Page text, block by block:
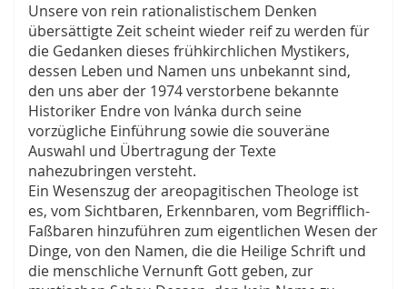
Unsere von rein rationalistischem Denken
übersättigte Zeit scheint wieder reif zu werden für
die Gedanken dieses frühkirchlichen Mystikers,
dessen Leben und Namen uns unbekannt sind,
den uns aber der 1974 verstorbene bekannte
Historiker Endre von Ivánka durch seine
vorzügliche Einführung sowie die souveräne
Auswahl und Übertragung der Texte
nahezubringen versteht.
Ein Wesenszug der areopagitischen Theologe ist
es, vom Sichtbaren, Erkennbaren, vom Begrifflich-
Faßbaren hinzuführen zum eigentlichen Wesen der
Dinge, von den Namen, die die Heilige Schrift und
die menschliche Vernunft Gott geben, zur